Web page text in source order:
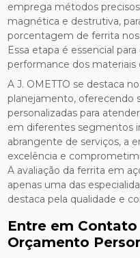
emprega métodos
magnética e destrutiva,
porcentagem de ferrita nos
Essa etapa é essencial
performance dos materiais
A J. OMETTO se destaca
planejamento, oferecendo
personalizadas para
em diferentes segmentos
abrangente de serviços, a
excelência e
A avaliação da ferrita em
apenas uma das
destaca pela qualidade e
Entre em
Orçamento